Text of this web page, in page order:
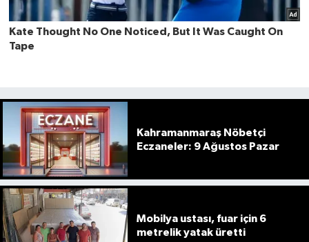
Kahramanmaraş Nöbetçi
Eczaneler: 9 Ağustos Pazar
Mobilya ustası, fuar için 6
metrelik yatak üretti